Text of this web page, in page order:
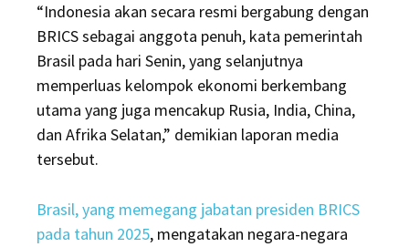
“Indonesia akan secara resmi bergabung dengan
BRICS sebagai anggota penuh, kata pemerintah
Brasil pada hari Senin, yang selanjutnya
memperluas kelompok ekonomi berkembang
utama yang juga mencakup Rusia, India, China,
dan Afrika Selatan,” demikian laporan media
tersebut.
Brasil, yang memegang jabatan presiden BRICS
pada tahun 2025, mengatakan negara-negara